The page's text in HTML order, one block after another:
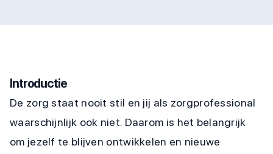
Introductie
De zorg staat nooit stil en jij als zorgprofessional
waarschijnlijk ook niet. Daarom is het belangrijk
om jezelf te blijven ontwikkelen en nieuwe